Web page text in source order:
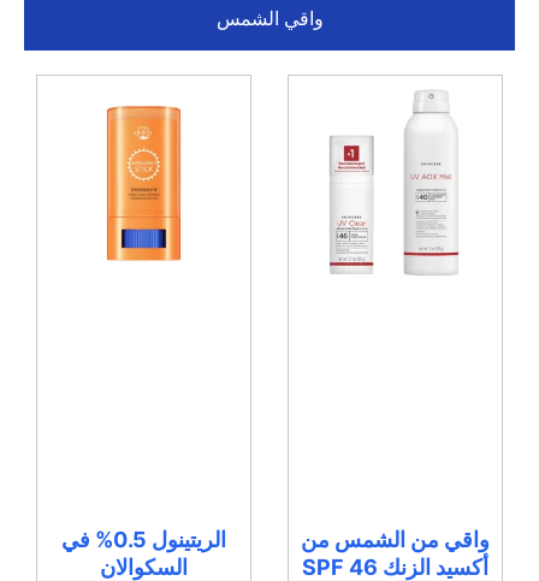
واقي الشمس
واقي من الشمس من
أكسيد الزنك SPF 46
الريتينول 0.5% في
السكوالان